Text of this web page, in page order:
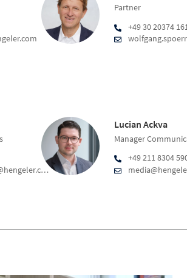
Partner
+49 30 20374 161
Lucian Ackva
Manager
+49 211 8304